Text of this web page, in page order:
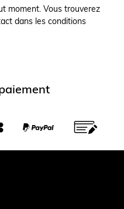
moment. Vous trouverez
dans les conditions